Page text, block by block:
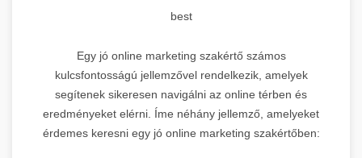
best
Egy jó online marketing szakértő számos
kulcsfontosságú jellemzővel rendelkezik, amelyek
segítenek sikeresen navigálni az online térben és
eredményeket elérni. Íme néhány jellemző, amelyeket
érdemes keresni egy jó online marketing szakértőben: